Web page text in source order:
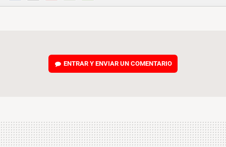
FACEBOOKTWITTERFLIPBOARD
E-
WHATSAPP
ENTRAR Y ENVIAR UN COMENTARIO